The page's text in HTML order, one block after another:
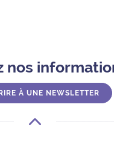
nos
À UNE NEWSLETTER